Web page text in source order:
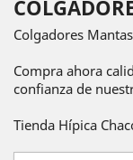
Colgadores
Compra ahora
confianza de
Tienda Hípica